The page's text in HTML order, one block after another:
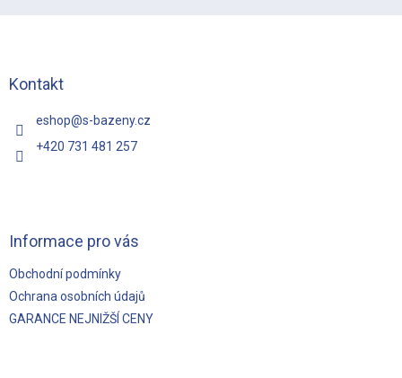
Kontakt
eshop@s-bazeny.cz
+420 731 481 257
Informace pro vás
Obchodní podmínky
Ochrana osobních údajů
GARANCE NEJNIŽŠÍ CENY